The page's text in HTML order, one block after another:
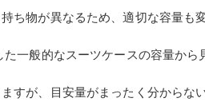
ち物が異なるため、適切な容量も
一般的なスーツケースの容量から
すが、目安量がまったく分からな